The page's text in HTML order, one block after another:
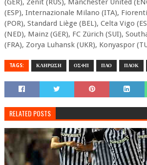
(GER), Zenit (RUS), Manchester United
(ESP), Internazionale Milano (ITA),
(POR), Standard Liège (BEL), Celta Vigo
(NED), Mainz (GER), FC Zürich (SUI),
(FRA), Zorya Luhansk (UKR), Konyaspor
TAGS: ΚΛΗΡΩΣΗ ΟΣΦΠ ΠΑΟ ΠΑΟΚ
RELATED POSTS